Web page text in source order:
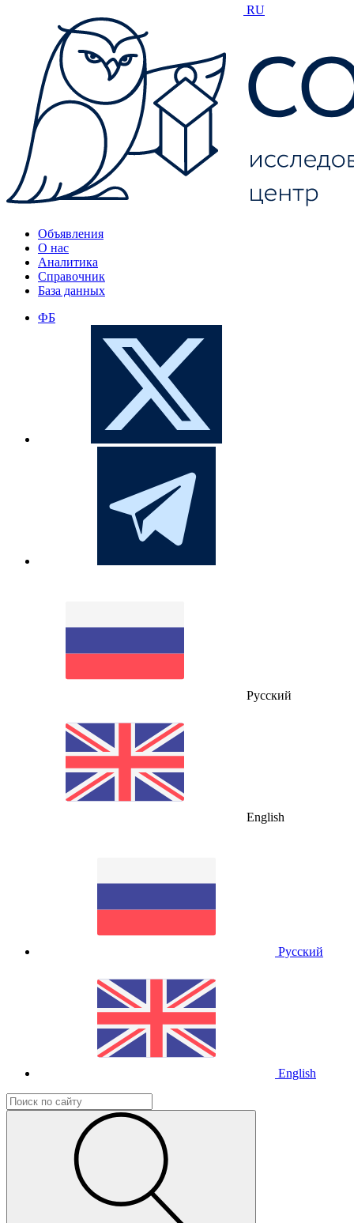
RU
Объявления
О нас
Аналитика
Справочник
База данных
ФБ
Русский
English
Русский
English